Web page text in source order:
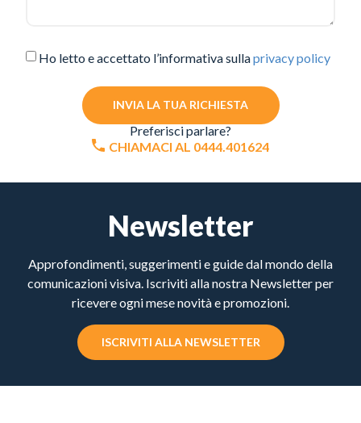
Ho letto e accettato l’informativa sullaprivacy policy
INVIA LA TUA RICHIESTA
Preferisci parlare?
CHIAMACI AL 0444.401624
Newsletter
Approfondimenti, suggerimenti e guide dal mondo della
comunicazioni visiva. Iscriviti alla nostra Newsletter per
ricevere ogni mese novità e promozioni.
ISCRIVITI ALLA NEWSLETTER